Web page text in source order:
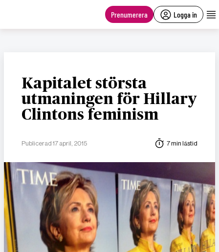
Prenumerera Logga in
Kapitalet största
utmaningen för Hillary
Clintons feminism
Publicerad 17 april, 2015 7 min lästid